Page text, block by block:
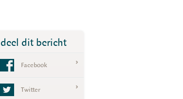
deel dit bericht
Facebook
Twitter